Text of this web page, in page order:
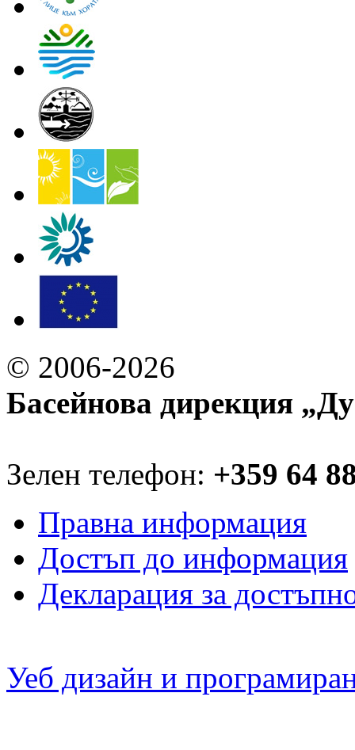
© 2006-2026
Басейнова дирекция
Зелен телефон: +359 64
Правна информация
Достъп до информация
Декларация за
Уеб дизайн и